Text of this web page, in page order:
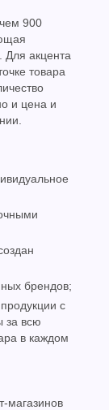
900
Для акцента
товара
и цена и
брендов;
с
за всю
в каждом
магазинов